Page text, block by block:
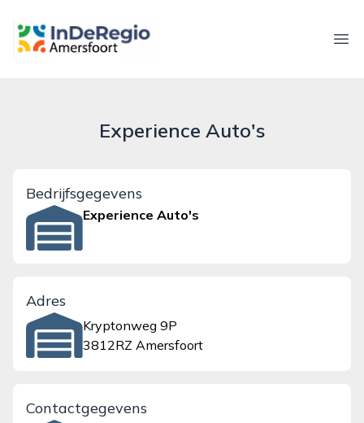
inderegioamersfoort.nl
Experience Auto's
Bedrijfsgegevens
Experience Auto's
Adres
Kryptonweg 9P
3812RZ Amersfoort
Contactgegevens